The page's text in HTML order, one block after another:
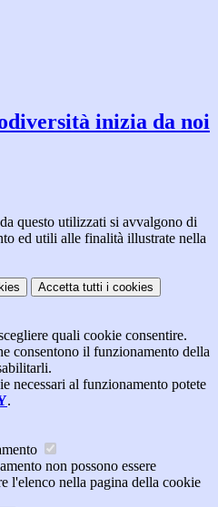
inizia da noi
questo utilizzati si avvalgono di
ed utili alle finalità illustrate nella
Accetta tutti i cookies
quali cookie consentire.
consentono il funzionamento della
necessari al funzionamento potete
.
non possono essere
l'elenco nella pagina della cookie